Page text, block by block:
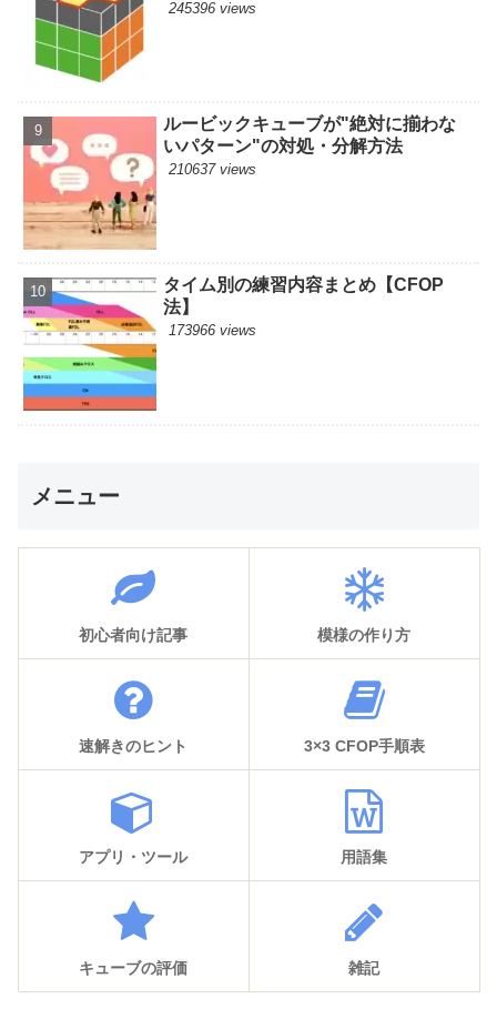
245396 views
ルービックキューブが"絶対に揃わな
いパターン"の対処・分解方法
210637 views
タイム別の練習内容まとめ【CFOP
法】
173966 views
メニュー
初心者向け記事 模様の作り方
速解きのヒント 3×3 CFOP手順表
アプリ・ツール 用語集
キューブの評価 雑記